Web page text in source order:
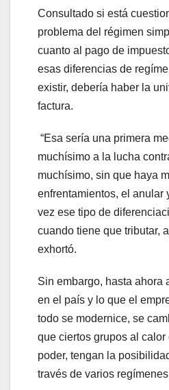
Consultado si está
problema del régimen
cuanto al pago de
esas diferencias de
existir, debería haber la
factura.
“Esa sería una primera
muchísimo a la lucha
muchísimo, sin que haya
enfrentamientos, el anular
vez ese tipo de
cuando tiene que tributar,
exhortó.
Sin embargo, hasta ahora
en el país y lo que el
todo se modernice, se
que ciertos grupos al calor
poder, tengan la
través de varios